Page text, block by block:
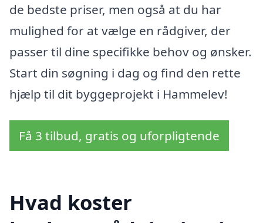
de bedste priser, men også at du har
mulighed for at vælge en rådgiver, der
passer til dine specifikke behov og ønsker.
Start din søgning i dag og find den rette
hjælp til dit byggeprojekt i Hammelev!
Få 3 tilbud, gratis og uforpligtende
Hvad koster